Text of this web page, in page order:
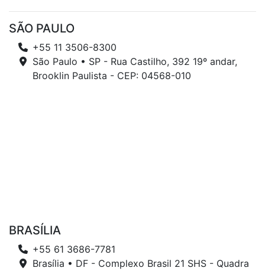
SÃO PAULO
+55 11 3506-8300
São Paulo • SP - Rua Castilho, 392 19º andar,
Brooklin Paulista - CEP: 04568-010
BRASÍLIA
+55 61 3686-7781
Brasília • DF - Complexo Brasil 21 SHS - Quadra